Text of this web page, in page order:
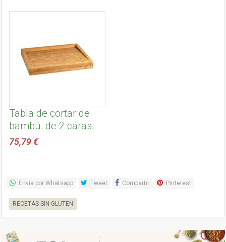
Tabla de cortar de
bambú, de 2 caras,
grandes - Lurch
75,79 €
Envía por Whatsapp Tweet Compartir Pinterest
RECETAS SIN GLUTEN